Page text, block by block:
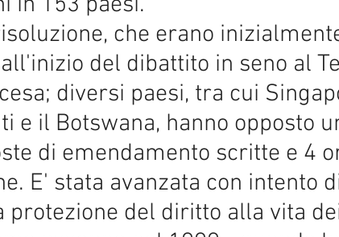
che erano
del dibattito in seno al
diversi paesi, tra cui
e il Botswana, hanno opposto
di emendamento scritte e 4
E' stata avanzata con intento
del diritto alla vita